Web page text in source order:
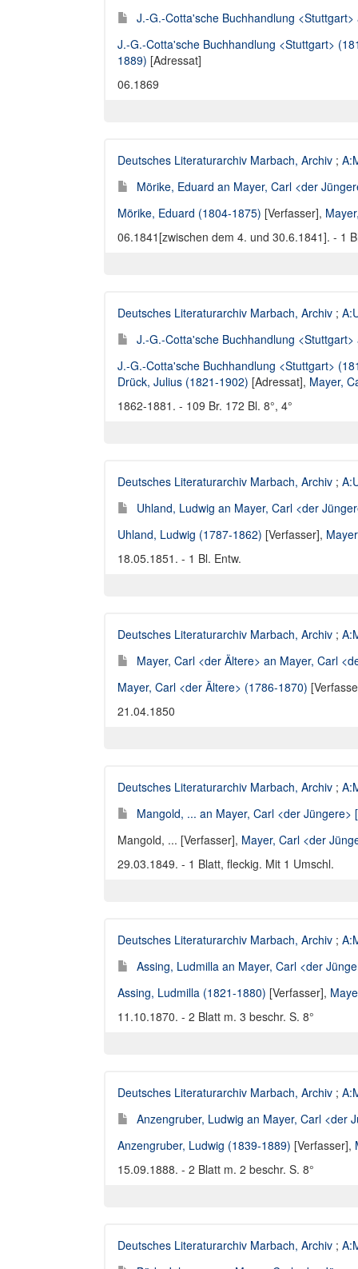
J.-G.-Cotta'sche Buchhandlung
J.-G.-Cotta'sche Buchhandlung <Stuttgart>
1889) [Adressat]
06.1869
Deutsches Literaturarchiv Marbach, Archiv ;
Mörike, Eduard an Mayer, Carl <der
Mörike, Eduard (1804-1875) [Verfasser],
06.1841[zwischen dem 4. und 30.6.1841]. - 1
Deutsches Literaturarchiv Marbach, Archiv ;
J.-G.-Cotta'sche Buchhandlung
J.-G.-Cotta'sche Buchhandlung <Stuttgart>
Drück, Julius (1821-1902) [Adressat], Mayer,
1862-1881. - 109 Br. 172 Bl. 8°, 4°
Deutsches Literaturarchiv Marbach, Archiv ;
Uhland, Ludwig an Mayer, Carl <der
Uhland, Ludwig (1787-1862) [Verfasser],
18.05.1851. - 1 Bl. Entw.
Deutsches Literaturarchiv Marbach, Archiv ;
Mayer, Carl <der Ältere> an Mayer, Carl
Mayer, Carl <der Ältere> (1786-1870)
21.04.1850
Deutsches Literaturarchiv Marbach, Archiv ;
Mangold, ... an Mayer, Carl <der Jüngere>
Mangold, ... [Verfasser], Mayer, Carl <der
29.03.1849. - 1 Blatt, fleckig. Mit 1 Umschl.
Deutsches Literaturarchiv Marbach, Archiv ;
Assing, Ludmilla an Mayer, Carl <der
Assing, Ludmilla (1821-1880) [Verfasser],
11.10.1870. - 2 Blatt m. 3 beschr. S. 8°
Deutsches Literaturarchiv Marbach, Archiv ;
Anzengruber, Ludwig an Mayer, Carl <der
Anzengruber, Ludwig (1839-1889) [Verfasser],
15.09.1888. - 2 Blatt m. 2 beschr. S. 8°
Deutsches Literaturarchiv Marbach, Archiv ;